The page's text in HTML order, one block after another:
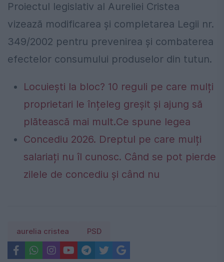
Proiectul legislativ al Aureliei Cristea
vizează modificarea şi completarea Legii nr.
349/2002 pentru prevenirea şi combaterea
efectelor consumului produselor din tutun.
Locuiești la bloc? 10 reguli pe care mulți
proprietari le înțeleg greșit și ajung să
plătească mai mult.Ce spune legea
Concediu 2026. Dreptul pe care mulți
salariați nu îl cunosc. Când se pot pierde
zilele de concediu și când nu
aurelia cristea PSD